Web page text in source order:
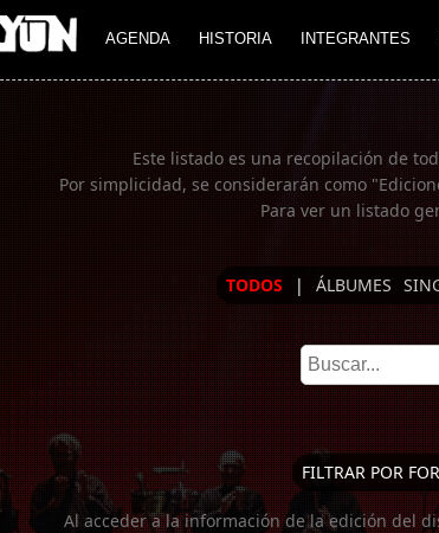
AGENDA HISTORIA INTEGRANTES
Este listado es una recopilación de
Por simplicidad, se considerarán como
Para ver un listado
TODOS | ÁLBUMES
FILTRAR POR
Al acceder a la información de la edición del